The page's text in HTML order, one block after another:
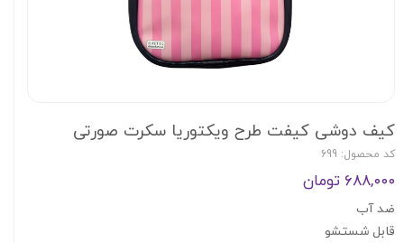
کیف دوشی کیفت طرح ویکتوریا سکرت صورتی
کد محصول: 699
۶۸۸,۰۰۰ تومان
ضد آب
قابل شستشو